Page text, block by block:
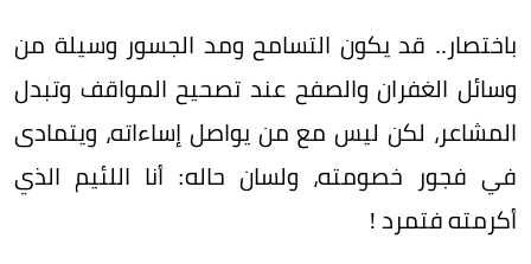
باختصار.. قد يكون التسامح ومد الجسور وسيلة من
وسائل الغفران والصفح عند تصحيح المواقف وتبدل
المشاعر، لكن ليس مع من يواصل إساءاته، ويتمادى
في فجور خصومته، ولسان حاله: أنا اللئيم الذي
أكرمته فتمرد !